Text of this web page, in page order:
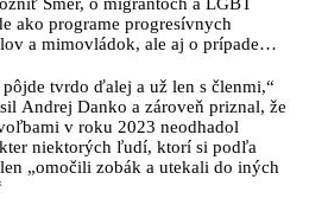
ako programe progresívnych
a mimovládok, ale aj o prípade
pôjde tvrdo ďalej a už len s členmi,“
Andrej Danko a zároveň priznal, že
v roku 2023 neodhadol
niektorých ľudí, ktorí si podľa
„omočili zobák a utekali do iných